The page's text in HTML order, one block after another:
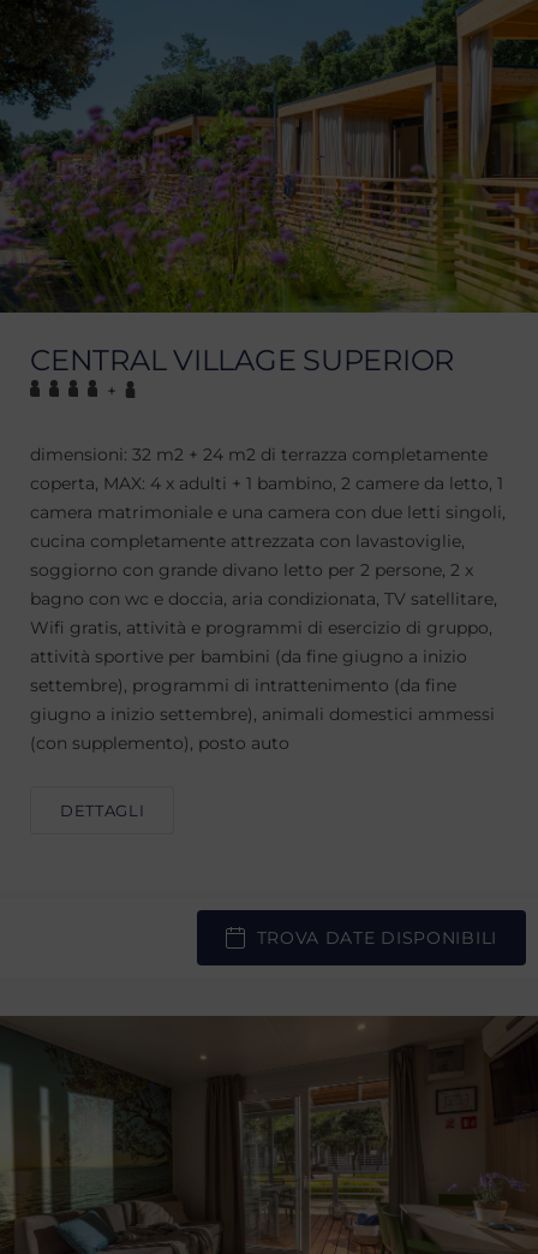
CENTRAL VILLAGE SUPERIOR
+
dimensioni: 32 m2 + 24 m2 di terrazza completamente
coperta, MAX: 4 x adulti + 1 bambino, 2 camere da letto, 1
camera matrimoniale e una camera con due letti singoli,
cucina completamente attrezzata con lavastoviglie,
soggiorno con grande divano letto per 2 persone, 2 x
bagno con wc e doccia, aria condizionata, TV satellitare,
Wifi gratis, attività e programmi di esercizio di gruppo,
attività sportive per bambini (da fine giugno a inizio
settembre), programmi di intrattenimento (da fine
giugno a inizio settembre), animali domestici ammessi
(con supplemento), posto auto
DETTAGLI
TROVA DATE DISPONIBILI